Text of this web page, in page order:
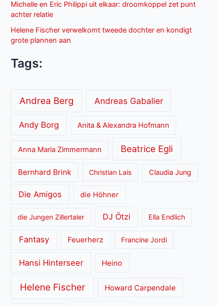
Michelle en Eric Philippi uit elkaar: droomkoppel zet punt
achter relatie
Helene Fischer verwelkomt tweede dochter en kondigt
grote plannen aan
Tags:
Andrea Berg Andreas Gabalier
Andy Borg Anita & Alexandra Hofmann
Anna Maria Zimmermann Beatrice Egli
Bernhard Brink Christian Lais Claudia Jung
Die Amigos die Höhner
die Jungen Zillertaler DJ Ötzi Ella Endlich
Fantasy Feuerherz Francine Jordi
Hansi Hinterseer Heino
Helene Fischer Howard Carpendale